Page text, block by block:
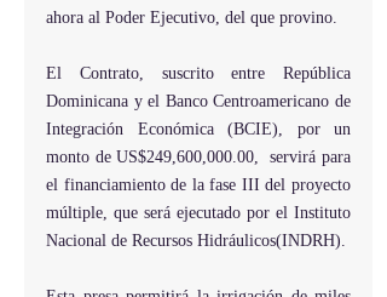
ahora al Poder Ejecutivo, del que provino.
El Contrato, suscrito entre República
Dominicana y el Banco Centroamericano de
Integración Económica (BCIE), por un
monto de US$249,600,000.00,  servirá para
el financiamiento de la fase III del proyecto
múltiple, que será ejecutado por el Instituto
Nacional de Recursos Hidráulicos(INDRH).